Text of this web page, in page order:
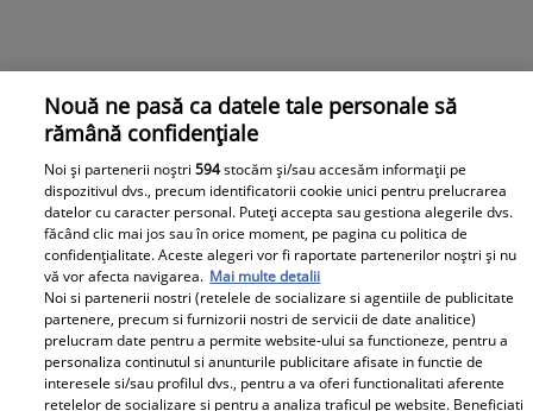
1 2 3 4 5 ...
Cele mai citite
ASTRO FUN
Horoscop chinezesc 2024: Cele mai
Nouă ne pasă ca datele tale personale să
rămână confidențiale
Noi și partenerii noștri594stocăm și/sau accesăm informații pe
dispozitivul dvs., precum identificatorii cookie unici pentru prelucrarea
datelor cu caracter personal. Puteți accepta sau gestiona alegerile dvs.
făcând clic mai jos sau în orice moment, pe pagina cu politica de
confidențialitate. Aceste alegeri vor fi raportate partenerilor noștri și nu
vă vor afecta navigarea. Mai multe detalii
Noi si partenerii nostri (retelele de socializare si agentiile de publicitate
partenere, precum si furnizorii nostri de servicii de date analitice)
prelucram date pentru a permite website-ului sa functioneze, pentru a
personaliza continutul si anunturile publicitare afisate in functie de
interesele si/sau profilul dvs., pentru a va oferi functionalitati aferente
retelelor de socializare si pentru a analiza traficul pe website. Beneficiati